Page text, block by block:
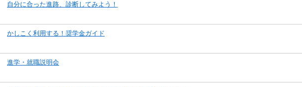
自分に合った進路、診断してみよう！
かしこく利用する！奨学金ガイド
進学・就職説明会